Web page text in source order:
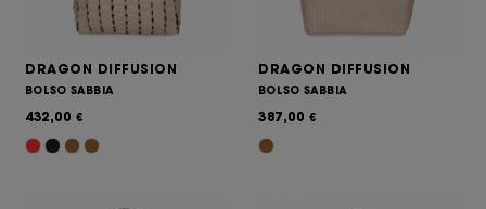
DRAGON DIFFUSION
BOLSO SABBIA
432,00 €
DRAGON DIFFUSION
BOLSO SABBIA
387,00 €